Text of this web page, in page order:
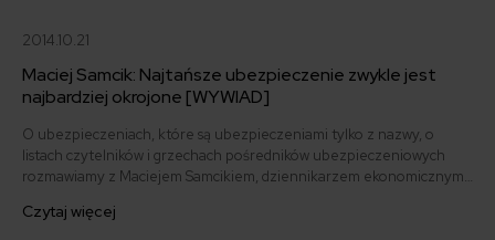
2014.10.21
Maciej Samcik: Najtańsze ubezpieczenie zwykle jest
najbardziej okrojone [WYWIAD]
O ubezpieczeniach, które są ubezpieczeniami tylko z nazwy, o
listach czytelników i grzechach pośredników ubezpieczeniowych
rozmawiamy z Maciejem Samcikiem, dziennikarzem ekonomicznym
finansach”.
Czytaj więcej